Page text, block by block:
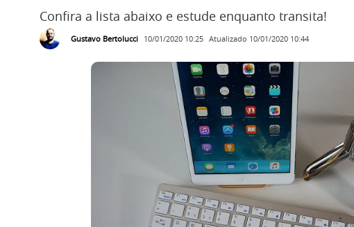
Confira a lista abaixo e estude enquanto transita!
Gustavo Bertolucci 10/01/2020 10:25 Atualizado 10/01/2020 10:44